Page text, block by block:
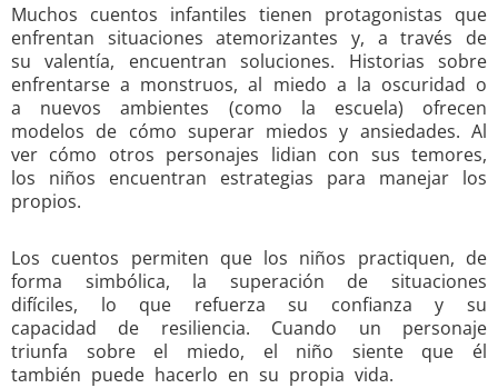
Muchos cuentos infantiles tienen protagonistas que
enfrentan situaciones atemorizantes y, a través de
su valentía, encuentran soluciones. Historias sobre
enfrentarse a monstruos, al miedo a la oscuridad o
a nuevos ambientes (como la escuela) ofrecen
modelos de cómo superar miedos y ansiedades. Al
ver cómo otros personajes lidian con sus temores,
los niños encuentran estrategias para manejar los
propios.
Los cuentos permiten que los niños practiquen, de
forma simbólica, la superación de situaciones
difíciles, lo que refuerza su confianza y su
capacidad de resiliencia. Cuando un personaje
triunfa sobre el miedo, el niño siente que él
también puede hacerlo en su propia vida.